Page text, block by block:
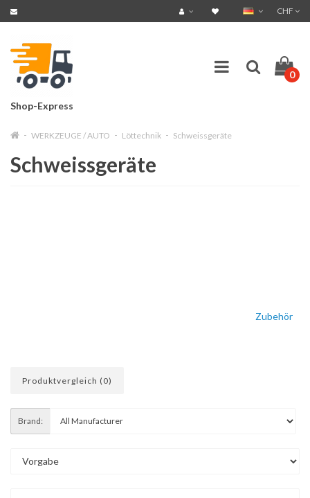
CHF
Shop-Express
0
WERKZEUGE / AUTO Löttechnik Schweissgeräte
Schweissgeräte
Zubehör
Produktvergleich (0)
Brand: